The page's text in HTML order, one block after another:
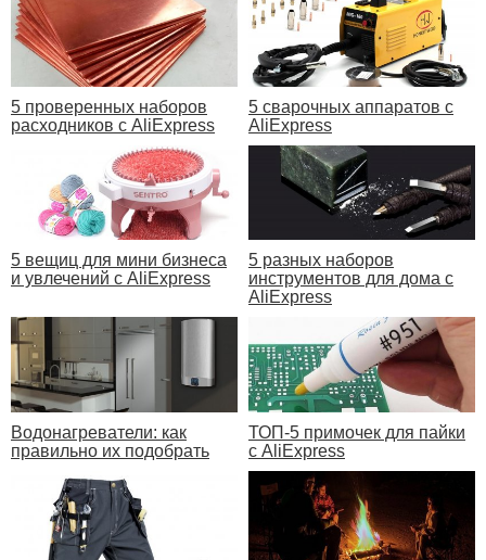
5 проверенных наборов
расходников с AliExpress
5 сварочных аппаратов с
AliExpress
5 вещиц для мини бизнеса
и увлечений с AliExpress
5 разных наборов
инструментов для дома с
AliExpress
Водонагреватели: как
правильно их подобрать
ТОП-5 примочек для пайки
с AliExpress